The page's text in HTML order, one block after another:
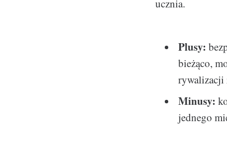
ucznia.
Plusy:
bieżąco,
rywalizacji
Minusy:
jednego